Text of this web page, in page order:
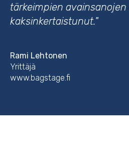
tärkeimpien
kaksinkertaistunut."
Rami Lehtonen
Yrittäjä
www.bagstage.fi